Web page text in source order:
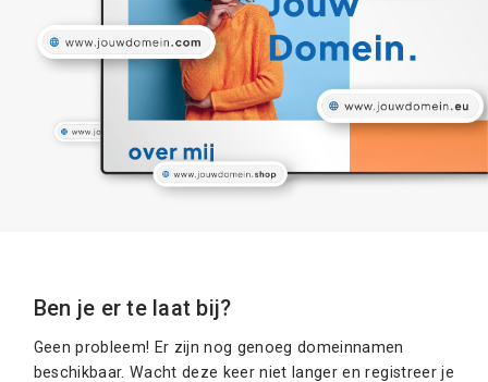
Ben je er te laat bij?
Geen probleem! Er zijn nog genoeg domeinnamen
beschikbaar. Wacht deze keer niet langer en registreer je